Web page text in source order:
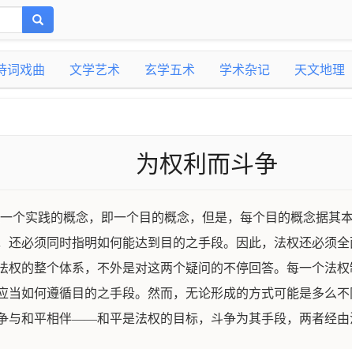
词戏曲 文学艺术 玄学五术 学术杂记 天文地理
为权利而斗争
个实践的概念，即一个目的概念，但是，每个目的概念据其
必须同时指明如何能达到目的之手段。因此，法权还必须
权的整个体系，不外是对这两个疑问的不停回答。每一个法
如何遵循目的之手段。然而，无论形成的方式可能是多么
与和平相伴——和平是法权的目标，斗争为其手段，两者经由